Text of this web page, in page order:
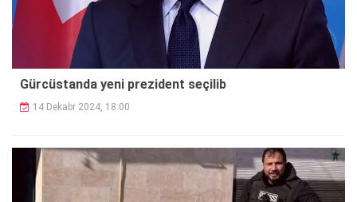
Gürcüstanda yeni prezident seçilib
14 Dekabr 2024, 18:00